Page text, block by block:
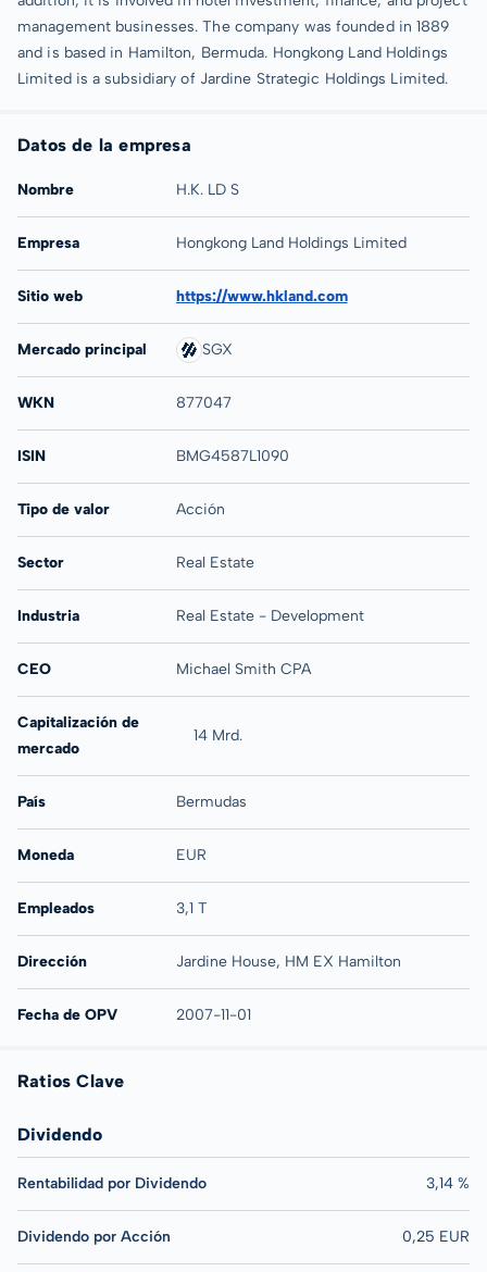
management businesses. The company was founded in 1889
and is based in Hamilton, Bermuda. Hongkong Land Holdings
Limited is a subsidiary of Jardine Strategic Holdings Limited.
Datos de la empresa
Nombre H.K. LD S
Empresa Hongkong Land Holdings Limited
Sitio web https://www.hkland.com
Mercado principal SGX
WKN 877047
ISIN BMG4587L1090
Tipo de valor Acción
Sector Real Estate
Industria Real Estate - Development
CEO Michael Smith CPA
Capitalización de
mercado
14 Mrd.
País Bermudas
Moneda EUR
Empleados 3,1 T
Dirección Jardine House, HM EX Hamilton
Fecha de OPV 2007-11-01
Ratios Clave
Dividendo
Rentabilidad por Dividendo 3,14 %
Dividendo por Acción 0,25 EUR